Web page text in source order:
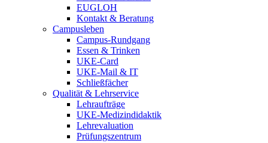
EUGLOH
Kontakt & Beratung
Campusleben
Campus-Rundgang
Essen & Trinken
UKE-Card
UKE-Mail & IT
Schließfächer
Qualität & Lehrservice
Lehraufträge
UKE-Medizindidaktik
Lehrevaluation
Prüfungszentrum